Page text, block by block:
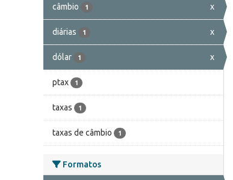
câmbio 1 x
diárias 1 x
dólar 1 x
ptax 1
taxas 1
taxas de câmbio 1
Formatos